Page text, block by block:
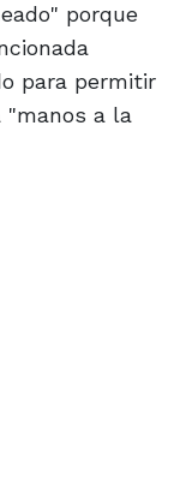
porque
para permitir
"manos a la